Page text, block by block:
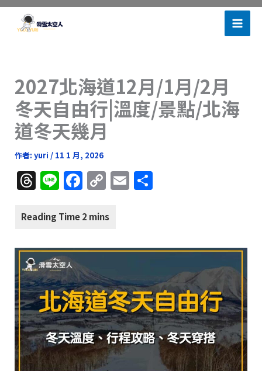
跳
2027北海道12月/1月/2月
冬天自由行|溫度/景點/北海
道冬天幾月
作者: yuri / 11 1 月, 2026
T
h
re
d
s
Li
n
e
F
a
c
b
o
o
k
C
o
p
Li
n
k
E
m
分